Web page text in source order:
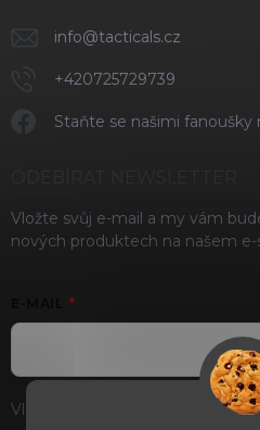
info@tacticals.cz
+420725729739
Staňte se našimi fanoušky
Vložte svůj e-mail a my vám
nových produktech na našem e-
Vložením e-mailu souhlasíte s